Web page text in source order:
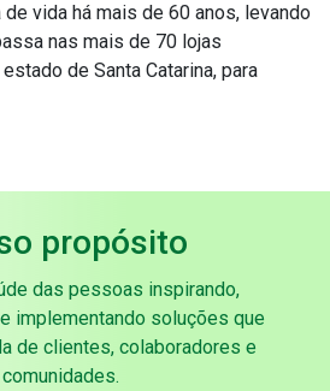
vida há mais de 60 anos, levando
nas mais de 70 lojas
de Santa Catarina, para
propósito
das pessoas inspirando,
implementando soluções que
de clientes, colaboradores e
comunidades.